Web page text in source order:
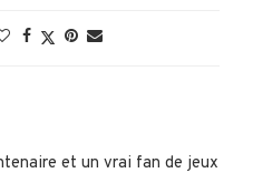
et un vrai fan de jeux